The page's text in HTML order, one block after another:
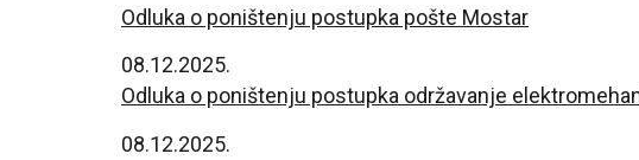
Odluka o poništenju postupka pošte Mostar
08.12.2025.
Odluka o poništenju postupka održavanje
08.12.2025.